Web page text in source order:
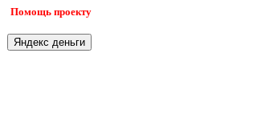
Помощь проекту